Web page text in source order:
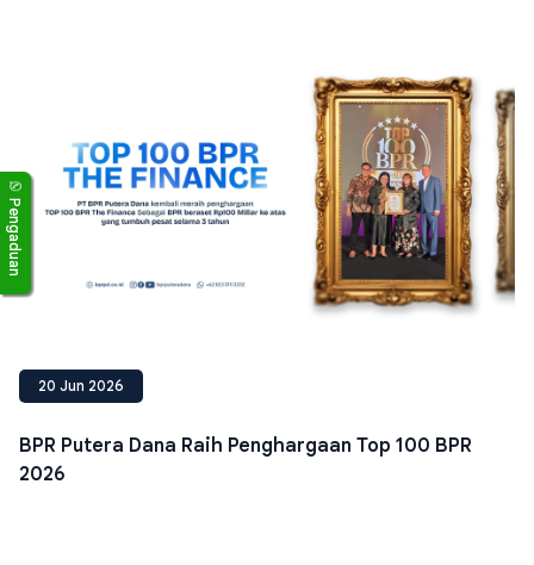
20 Jun 2026
BPR Putera Dana Raih Penghargaan Top 100 BPR
2026
Pengaduan